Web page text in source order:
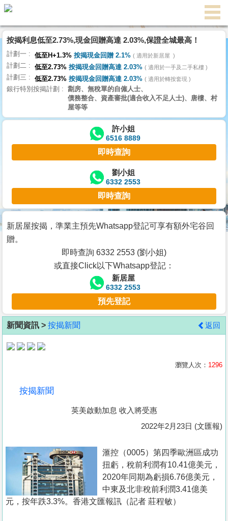
代
理
主
頁
搵
樓/
交
業
主
宅
谷
按
客
地
產
手
冊
按揭利息低至2.73%,現金回贈高達 2.03%,保證全城最高！
計劃一 低至H+1.3% 按揭現金回贈 2.1% 適用於新居屋
計劃二 低至2.73% 按揭現金回贈高達 2.03% 適用於一手及二手私樓
計劃三 低至2.73% 按揭現金回贈高達 2.03% 適用於轉按套現
銀行特別按揭計劃
劏房、無稅單的自僱人士、
債務整合、資產審批(適合收入不足人士)、唐樓、村
屋等等
許小姐
6516 8889
即時查詢
劉小姐
6332 2553
即時查詢
新居屋按揭，準業主預先Whatsapp登記可享有額外宅谷回
贈。
即時查詢 6332 2553 (劉小姐)
或直接Click以下Whatsapp登記：
新居屋
6332 2553
預先登記
新聞資訊 > 按揭新聞 返回
瀏覽人次： 1296
按揭新聞
英美啟動加息 收入將受惠
2022年2月23日 (文匯報)
滙控（0005）第四季歐洲區成功
扭虧，稅前利潤有10.41億美元，
2020年同期為虧損6.76億美元，
中東及北非稅前利潤3.41億美
元，按年跌3.3%。香港文匯報訊（記者 莊程敏）